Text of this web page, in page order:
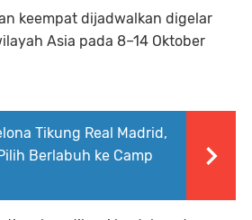
keempat dijadwalkan digelar
Asia pada 8–14 Oktober
Tikung Real Madrid,
Berlabuh ke Camp